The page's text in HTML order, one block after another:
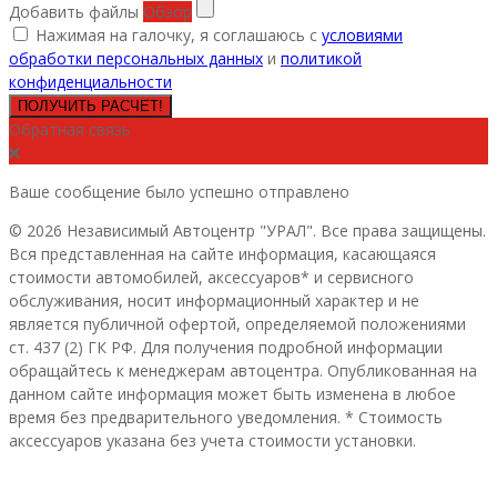
Добавить файлы Обзор
Нажимая на галочку, я соглашаюсь с условиями
обработки персональных данных и политикой
конфиденциальности
ПОЛУЧИТЬ РАСЧЕТ!
Обратная связь
Ваше сообщение было успешно отправлено
© 2026 Независимый Автоцентр "УРАЛ". Все права защищены.
Вся представленная на сайте информация, касающаяся
стоимости автомобилей, аксессуаров* и сервисного
обслуживания, носит информационный характер и не
является публичной офертой, определяемой положениями
ст. 437 (2) ГК РФ. Для получения подробной информации
обращайтесь к менеджерам автоцентра. Опубликованная на
данном сайте информация может быть изменена в любое
время без предварительного уведомления. * Стоимость
аксессуаров указана без учета стоимости установки.